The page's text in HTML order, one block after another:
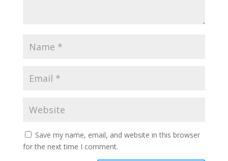
Save my name, email, and website in this browser
for the next time I comment.